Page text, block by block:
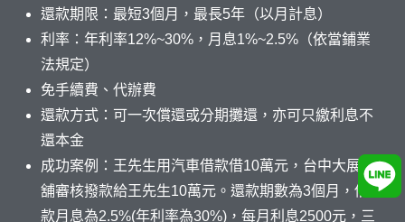
還款期限：最短3個月，最長5年（以月計息）
利率：年利率12%~30%，月息1%~2.5%（依當鋪業
法規定）
免手續費、代辦費
還款方式：可一次償還或分期攤還，亦可只繳利息不
還本金
成功案例：王先生用汽車借款借10萬元，台中大展當
舖審核撥款給王先生10萬元。還款期數為3個月，借
款月息為2.5%(年利率為30%)，每月利息2500元，三